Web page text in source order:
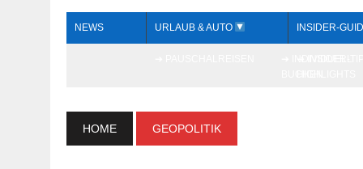
NEWS URLAUB & AUTO INSIDER-
HOME GEOPOLITIK